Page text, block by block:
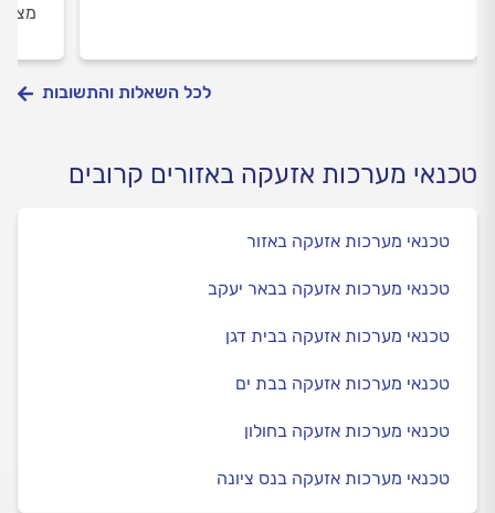
לכל השאלות והתשובות
טכנאי מערכות אזעקה באזורים קרובים
טכנאי מערכות אזעקה באזור
טכנאי מערכות אזעקה בבאר יעקב
טכנאי מערכות אזעקה בבית דגן
טכנאי מערכות אזעקה בבת ים
טכנאי מערכות אזעקה בחולון
טכנאי מערכות אזעקה בנס ציונה